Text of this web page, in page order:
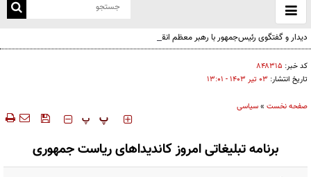
باز
و
دیدار و گفتگوی رئیس‌جمهور با رهبر معظم انقلاب درباره مسائل اقتصادی و نظامی کشور
کد خبر: ۸۴۸۳۱۵
تاریخ انتشار: ۰۳ تير ۱۴۰۳ - ۱۳:۰۱
صفحه نخست »سیاسی
‍‍‍ پ پ
برنامه تبلیغاتی امروز کاندیداهای ریاست جمهوری